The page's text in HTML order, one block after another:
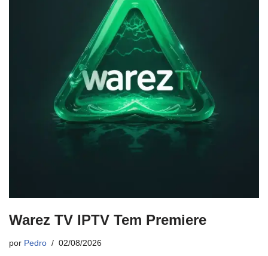
Warez TV IPTV Tem Premiere
por Pedro 02/08/2026